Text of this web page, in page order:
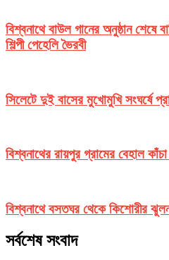
বিশ্বনাথে বাউল গানের অনুষ্ঠান শেষে
শিল্পী পেহেলি ভৈরবী
সিলেটে দুই বাসের মুখোমুখি সংঘর্ষে
বিশ্বনাথের রায়পুর গ্রামের বেহাল
বিশ্বনাথে বসতঘর থেকে কিশোরীর
সর্বশেষ সংবাদ